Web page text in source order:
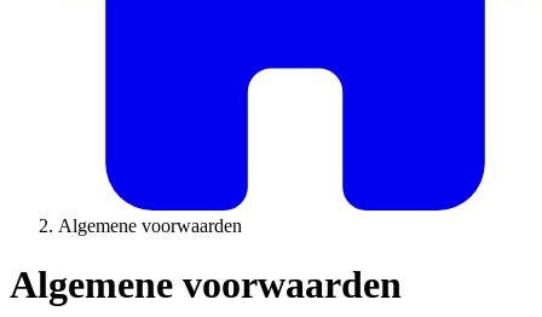
Algemene voorwaarden
Algemene voorwaarden